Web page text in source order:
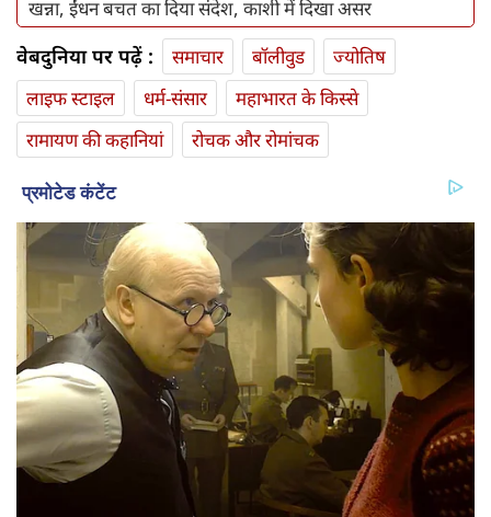
खन्ना, ईंधन बचत का दिया संदेश, काशी में दिखा असर
वेबदुनिया पर पढ़ें : समाचार बॉलीवुड
ज्योतिष
लाइफ स्‍टाइल
धर्म-संसार
महाभारत के किस्से
रामायण की कहानियां
रोचक और रोमांचक